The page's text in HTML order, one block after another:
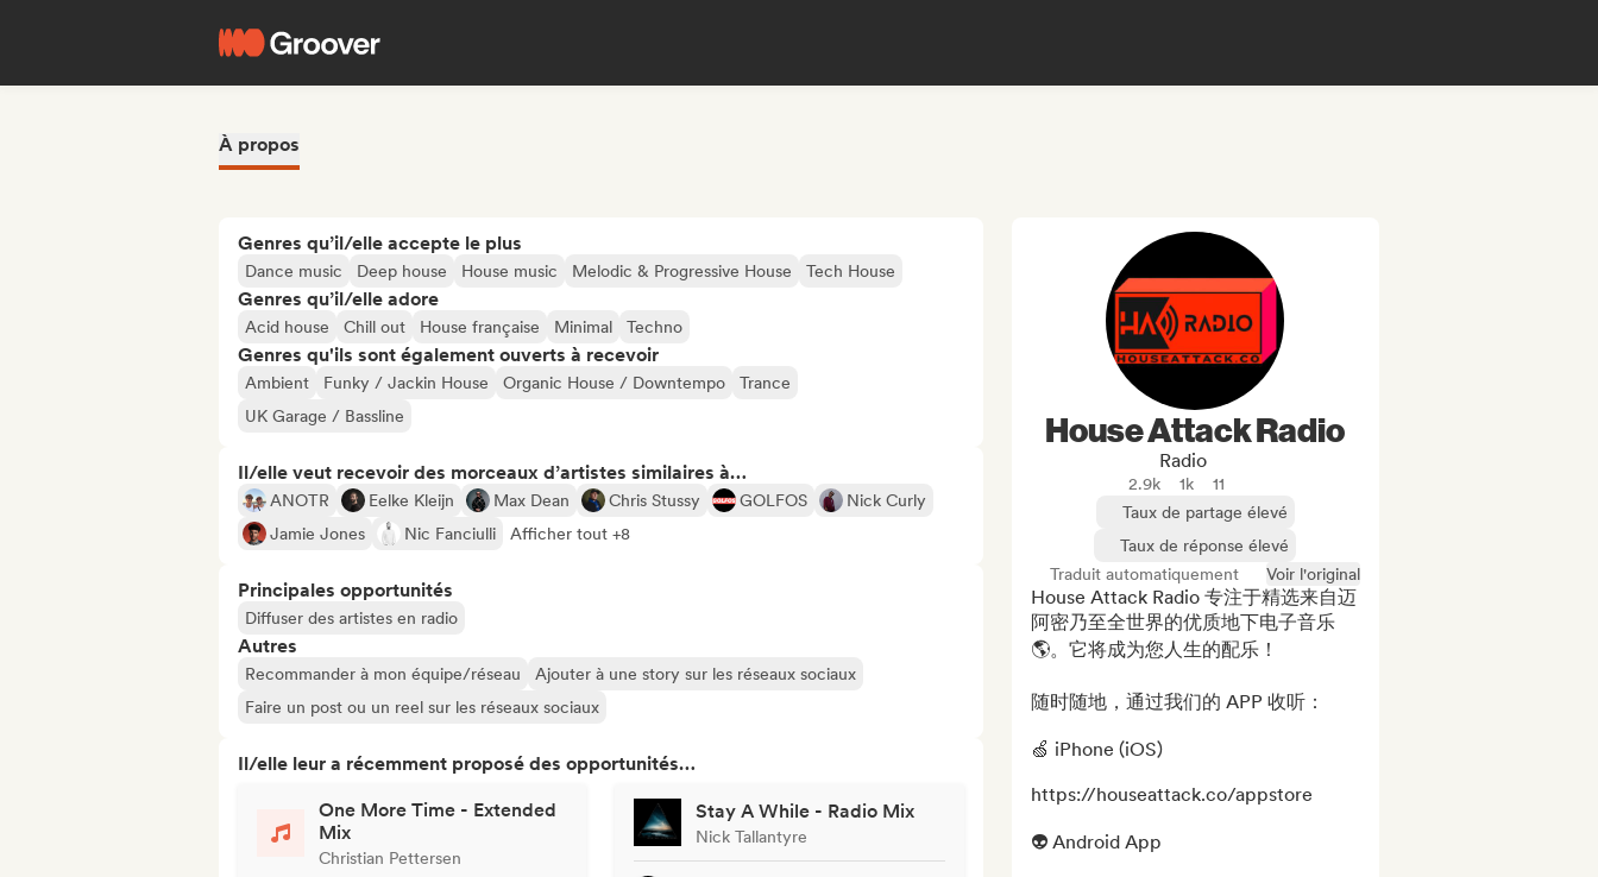
À propos
Genres qu’il/elle accepte le plus
Dance music Deep house House music Melodic & Progressive House Tech House
Genres qu’il/elle adore
Acid house Chill out House française Minimal Techno
Genres qu'ils sont également ouverts à recevoir
Ambient Funky / Jackin House Organic House / Downtempo
Trance
UK Garage / Bassline
Il/elle veut recevoir des morceaux d’artistes similaires à…
ANOTR Eelke Kleijn Max Dean Chris Stussy GOLFOS
Nick Curly
Jamie Jones
Nic Fanciulli Afficher tout +8
Principales opportunités
Diffuser des artistes en radio
Autres
Recommander à mon équipe/réseau
Ajouter à une story sur les réseaux sociaux
Faire un post ou un reel sur les réseaux sociaux
Il/elle leur a récemment proposé des opportunités…
One More Time - Extended
Mix
Christian Pettersen
Stay A While - Radio Mix
Nick Tallantyre
House Attack Radio
Radio
2.9k 1k
11
Taux de partage élevé
Taux de réponse élevé
Traduit automatiquement
Voir l'original
House Attack Radio 专注于精选来自迈
阿密乃至全世界的优质地下电子音乐
🌎。它将成为您人生的配乐！
随时随地，通过我们的 APP 收听：
🍏 iPhone (iOS)
https://houseattack.co/appstore
👽 Android App